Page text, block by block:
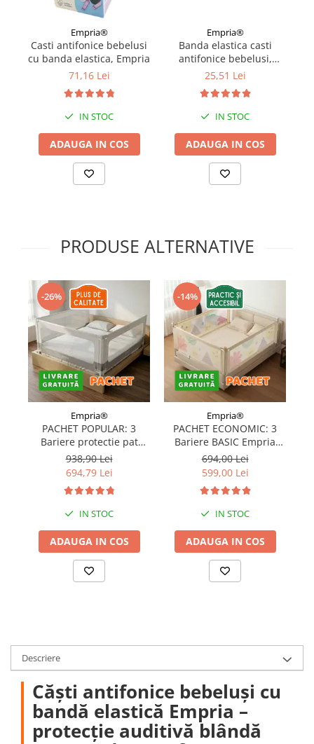
Carduri Cadou
Propuneri Cadou
Produse Sub 50 Lei
Empria®
Casti antifonice bebelusi
cu banda elastica, Empria
71,16 Lei
IN STOC
ADAUGA IN COS
Empria®
Banda elastica casti
antifonice bebelusi,
Empria, Albastru
25,51 Lei
IN STOC
ADAUGA IN COS
PRODUSE ALTERNATIVE
-26%
Empria®
PACHET POPULAR: 3
Bariere protectie pat
copii, SELECT, 160x200
cm
938,90 Lei
694,79 Lei
IN STOC
ADAUGA IN COS
-14%
Empria®
PACHET ECONOMIC: 3
Bariere BASIC Empria
protectie pat 160X200 cm
+ bara stabilizatoare
694,00 Lei
599,00 Lei
IN STOC
ADAUGA IN COS
Descriere
Căști antifonice bebeluși cu
bandă elastică Empria –
protecție auditivă blândă